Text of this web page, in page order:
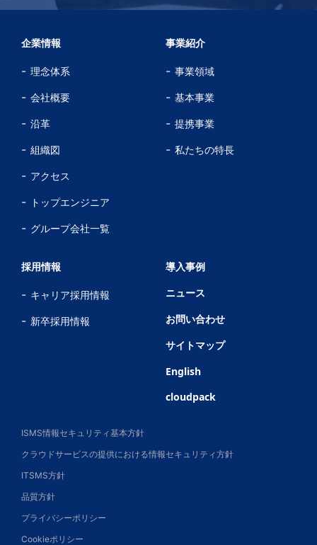
企業情報
理念体系
会社概要
沿革
組織図
アクセス
トップエンジニア
グループ会社一覧
事業紹介
事業領域
基本事業
提携事業
私たちの特長
採用情報
キャリア採用情報
新卒採用情報
導入事例
ニュース
お問い合わせ
サイトマップ
English
cloudpack
ISMS情報セキュリティ基本方針
クラウドサービスの提供における情報セキュリティ方針
ITSMS方針
品質方針
プライバシーポリシー
Cookieポリシー